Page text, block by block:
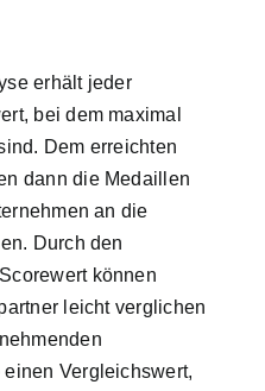
erhält jeder
bei dem maximal
Dem erreichten
dann die Medaillen
an die
Durch den
können
leicht verglichen
Vergleichswert,